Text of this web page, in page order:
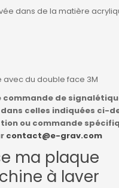
dans de la matière
du double face 3M
de
celles indiquées ci-
ou commande
contact@e-grav.com
ma plaque
à laver